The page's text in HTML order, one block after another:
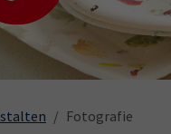
Fotografie